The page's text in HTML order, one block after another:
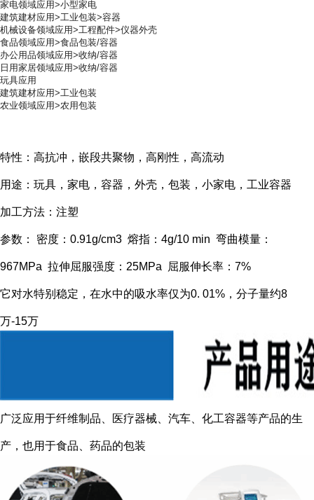
家电领域应用>小型家电
建筑建材应用>工业包装>容器
机械设备领域应用>工程配件>仪器外壳
食品领域应用>食品包装/容器
办公用品领域应用>收纳/容器
日用家居领域应用>收纳/容器
玩具应用
建筑建材应用>工业包装
农业领域应用>农用包装
特性：高抗冲，嵌段共聚物，高刚性，高流动
用途：玩具，家电，容器，外壳，包装，小家电，工业容器
加工方法：注塑
参数： 密度：0.91g/cm3 熔指：4g/10 min 弯曲模量：
967MPa 拉伸屈服强度：25MPa 屈服伸长率：7%
它对水特别稳定，在水中的吸水率仅为0. 01%，分子量约8
万-15万
广泛应用于纤维制品、医疗器械、汽车、化工容器等产品的生
产，也用于食品、药品的包装